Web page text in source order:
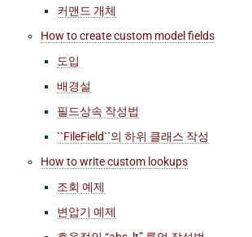
커맨드 개체
How to create custom model fields
도입
배경설
필드상속 작성법
``FileField``의 하위 클래스 작성
How to write custom lookups
조회 예제
변압기 예제